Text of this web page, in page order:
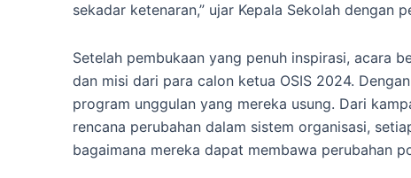
sekadar ketenaran,” ujar Kepala Sekolah dengan
Setelah pembukaan yang penuh inspirasi, acara
dan misi dari para calon ketua OSIS 2024.
program unggulan yang mereka usung. Dari
rencana perubahan dalam sistem organisasi,
bagaimana mereka dapat membawa perubahan